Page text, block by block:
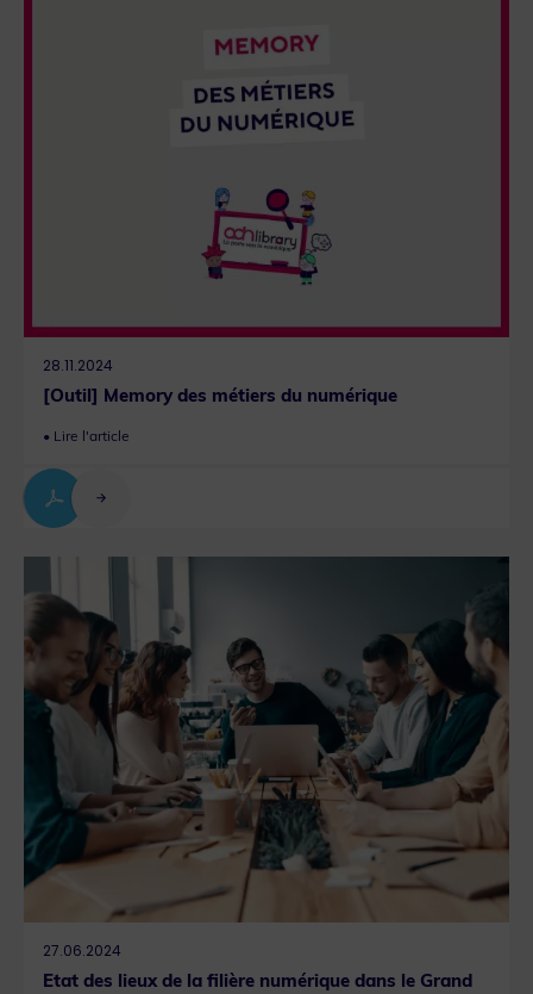
28.11.2024
[Outil] Memory des métiers du numérique
27.06.2024
Etat des lieux de la filière numérique dans le Grand